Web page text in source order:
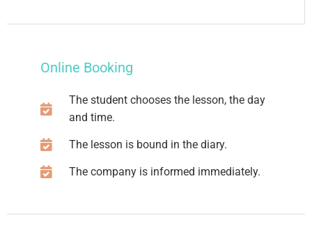
Online Booking ​
The student chooses the lesson, the day
and time.
The lesson is bound in the diary.
The company is informed immediately.